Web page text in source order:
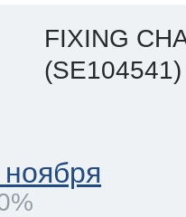
FIXING
(SE104541)